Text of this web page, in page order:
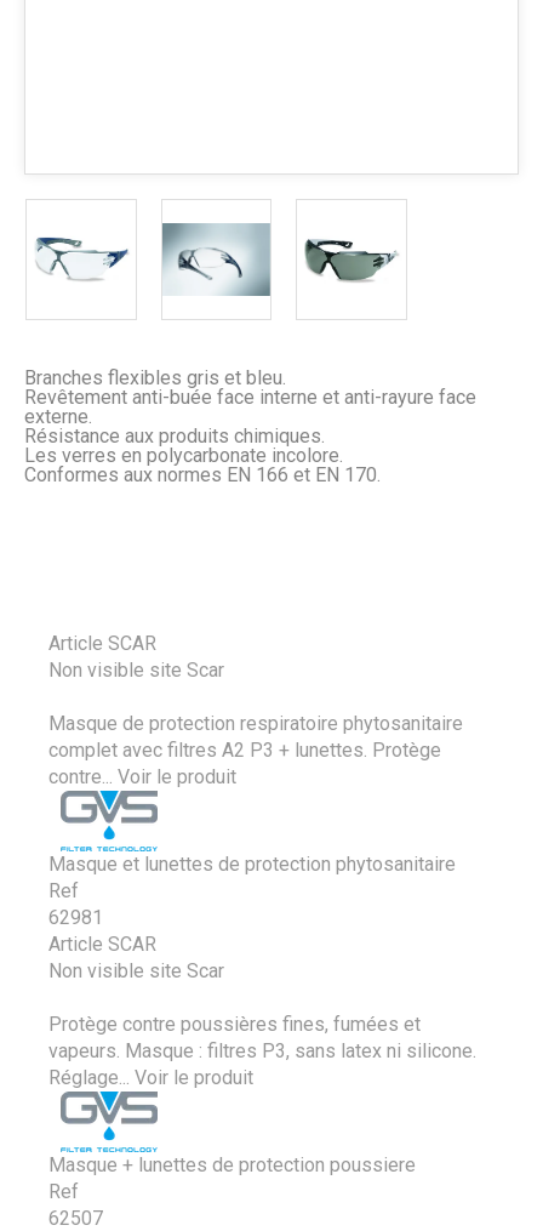
Branches flexibles gris et bleu.
Revêtement anti-buée face interne et anti-rayure face
externe.
Résistance aux produits chimiques.
Les verres en polycarbonate incolore.
Conformes aux normes EN 166 et EN 170.
Article SCAR
Non visible site Scar
Masque de protection respiratoire phytosanitaire
complet avec filtres A2 P3 + lunettes. Protège
contre...
Voir le produit
Masque et lunettes de protection phytosanitaire
Ref
62981
Article SCAR
Non visible site Scar
Protège contre poussières fines, fumées et
vapeurs. Masque : filtres P3, sans latex ni silicone.
Réglage...
Voir le produit
Masque + lunettes de protection poussiere
Ref
62507